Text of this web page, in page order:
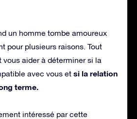
un homme tombe amoureux
pour plusieurs raisons. Tout
vous aider à déterminer si la
avec vous et si la relation
terme.
intéressé par cette